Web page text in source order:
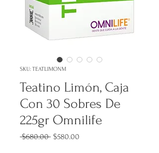
SKU: TEATLIMONM
Teatino Limón, Caja
Con 30 Sobres De
225gr Omnilife
$680.00 Precio
$580.00